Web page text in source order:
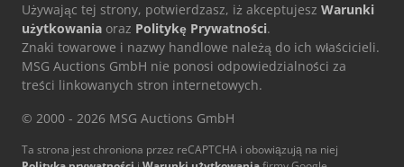
Używając tej strony, potwierdzasz, iż akceptujesz Warunki
użytkowania oraz Politykę Prywatności.
Znaki towarowe i nazwy handlowe należą do ich właścicieli.
MSG Auctions GmbH nie ponosi odpowiedzialności za
treści linkowanych stron internetowych.
© 2000 - 2026 MSG Auctions GmbH
Ta strona jest chroniona przez reCAPTCHA i obowiązują na niej